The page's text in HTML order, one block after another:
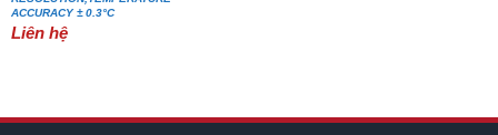
ACCURACY ± 0.3°C
Liên hệ